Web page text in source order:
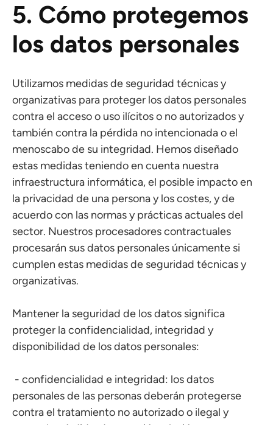
5. Cómo protegemos
los datos personales
Utilizamos medidas de seguridad técnicas y
organizativas para proteger los datos personales
contra el acceso o uso ilícitos o no autorizados y
también contra la pérdida no intencionada o el
menoscabo de su integridad. Hemos diseñado
estas medidas teniendo en cuenta nuestra
infraestructura informática, el posible impacto en
la privacidad de una persona y los costes, y de
acuerdo con las normas y prácticas actuales del
sector. Nuestros procesadores contractuales
procesarán sus datos personales únicamente si
cumplen estas medidas de seguridad técnicas y
organizativas.
Mantener la seguridad de los datos significa
proteger la confidencialidad, integridad y
disponibilidad de los datos personales:
- confidencialidad e integridad: los datos
personales de las personas deberán protegerse
contra el tratamiento no autorizado o ilegal y